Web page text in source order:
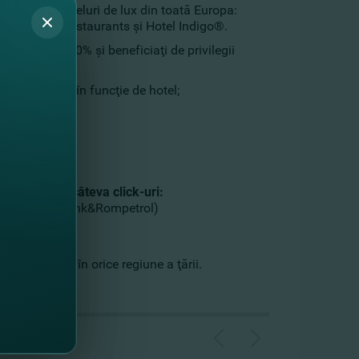
la hoteluri de lux din toată Europa:
Hotels & Restaurants şi Hotel Indigo®.
de 10% şi beneficiaţi de privilegii
poate varia în funcţie de hotel;
în doar câteva click-uri:
FinComBank&Rompetrol)
lucrătoare în orice regiune a ţării.